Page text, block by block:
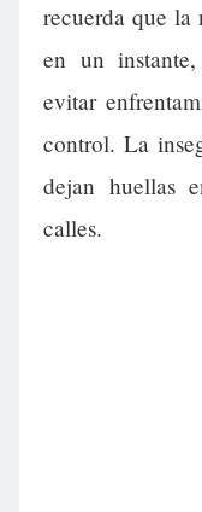
recuerda que la
en un
evitar
control. La
dejan huellas
calles.